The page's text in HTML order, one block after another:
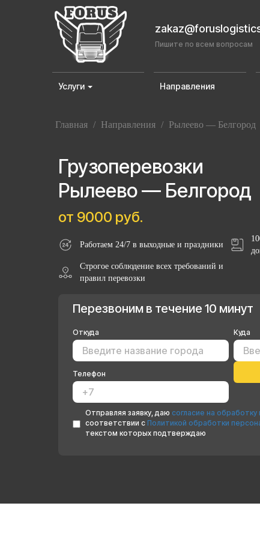
Пишите по всем вопросам
Услуги Направления
Главная / Направления / Рылеево — Белгород
Грузоперевозки
Рылеево — Белгород
от 9000 руб.
Работаем 24/7 в выходные и праздники
Строгое соблюдение всех требований и
правил перевозки
Перезвоним в течение 10 минут
Откуда Куда
Телефон
Отправляя заявку, даю согласие на
соответствии с Политикой обработки
текстом которых подтверждаю